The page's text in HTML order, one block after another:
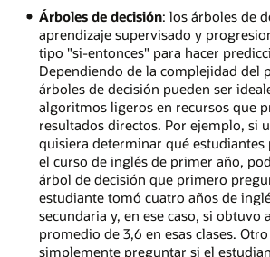
Árboles de decisión: los árboles de
aprendizaje supervisado y
tipo "si-entonces" para hacer
Dependiendo de la complejidad del
árboles de decisión pueden ser
algoritmos ligeros en recursos que
resultados directos. Por ejemplo, si
quisiera determinar qué
el curso de inglés de primer año,
árbol de decisión que primero
estudiante tomó cuatro años de
secundaria y, en ese caso, si obtuvo
promedio de 3,6 en esas clases.
simplemente preguntar si el